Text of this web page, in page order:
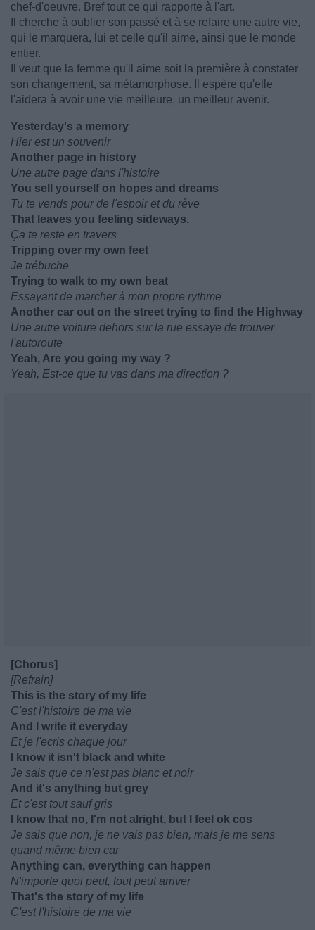
chef-d'oeuvre. Bref tout ce qui rapporte à l'art.
Il cherche à oublier son passé et à se refaire une autre vie,
qui le marquera, lui et celle qu'il aime, ainsi que le monde
entier.
Il veut que la femme qu'il aime soit la première à constater
son changement, sa métamorphose. Il espère qu'elle
l'aidera à avoir une vie meilleure, un meilleur avenir.
Yesterday's a memory
Hier est un souvenir
Another page in history
Une autre page dans l'histoire
You sell yourself on hopes and dreams
Tu te vends pour de l'espoir et du rêve
That leaves you feeling sideways.
Ça te reste en travers
Tripping over my own feet
Je trébuche
Trying to walk to my own beat
Essayant de marcher à mon propre rythme
Another car out on the street trying to find the Highway
Une autre voiture dehors sur la rue essaye de trouver
l'autoroute
Yeah, Are you going my way ?
Yeah, Est-ce que tu vas dans ma direction ?
[Chorus]
[Refrain]
This is the story of my life
C'est l'histoire de ma vie
And I write it everyday
Et je l'ecris chaque jour
I know it isn't black and white
Je sais que ce n'est pas blanc et noir
And it's anything but grey
Et c'est tout sauf gris
I know that no, I'm not alright, but I feel ok cos
Je sais que non, je ne vais pas bien, mais je me sens
quand même bien car
Anything can, everything can happen
N'importe quoi peut, tout peut arriver
That's the story of my life
C'est l'histoire de ma vie